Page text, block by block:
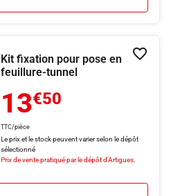
Kit fixation pour pose en
feuillure-tunnel
13€50
TTC/pièce
Le prix et le stock peuvent varier selon le dépôt
sélectionné
Prix de vente pratiqué par le dépôt d'Artigues.